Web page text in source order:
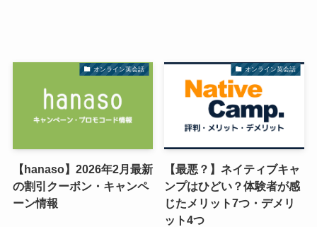
オンライン英会話
【hanaso】2026年2月最新
の割引クーポン・キャンペ
ーン情報
オンライン英会話
【最悪？】ネイティブキャ
ンプはひどい？体験者が感
じたメリット7つ・デメリ
ット4つ